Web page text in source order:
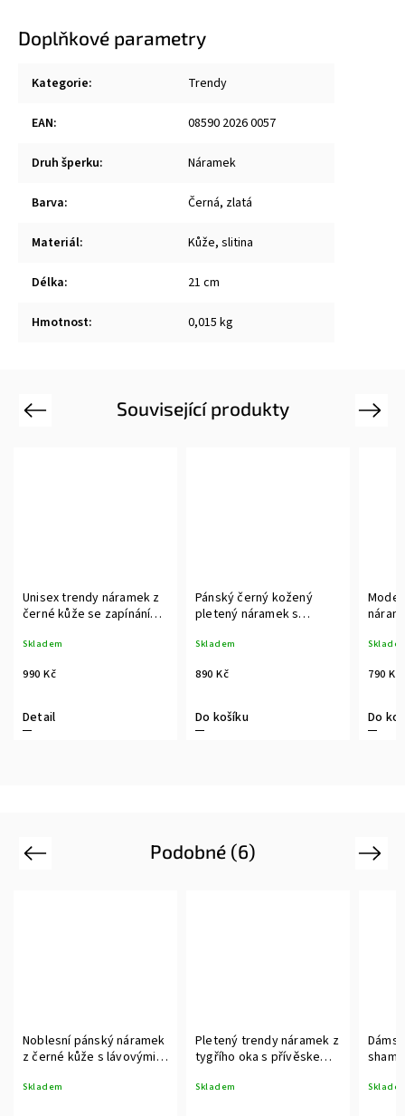
Doplňkové parametry
Kategorie: Trendy
EAN: 08590 2026 0057
Druh šperku: Náramek
Barva: Černá, zlatá
Materiál: Kůže, slitina
Délka: 21 cm
Hmotnost: 0,015 kg
Související produkty
Previous
Unisex trendy náramek z
černé kůže se zapínáním
Skladem
990 Kč
Detail
Pánský černý kožený
pletený náramek s
oceli
Skladem
890 Kč
Do košíku
790 Kč
Do
Next
Podobné (6)
Previous
Noblesní pánský náramek
z černé kůže s lávovými
krystalem a pozlacenou
Skladem
Pletený trendy náramek z
tygřího oka s přívěskem
Skladem
Next